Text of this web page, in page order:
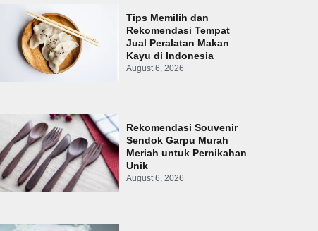
Tips Memilih dan
Rekomendasi Tempat
Jual Peralatan Makan
Kayu di Indonesia
August 6, 2026
Rekomendasi Souvenir
Sendok Garpu Murah
Meriah untuk Pernikahan
Unik
August 6, 2026